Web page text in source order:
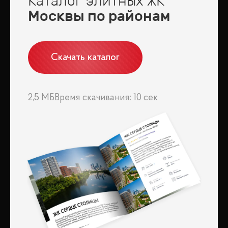
природной красоты и современных удобств.
Москвы по районам
Скачать каталог
2,5 МБ Время скачивания: 10 сек